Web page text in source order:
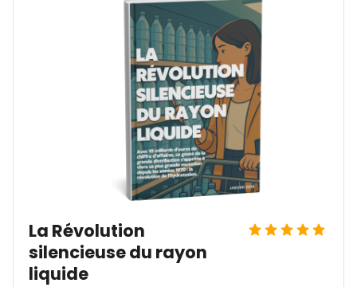
La Révolution
silencieuse du rayon
liquide